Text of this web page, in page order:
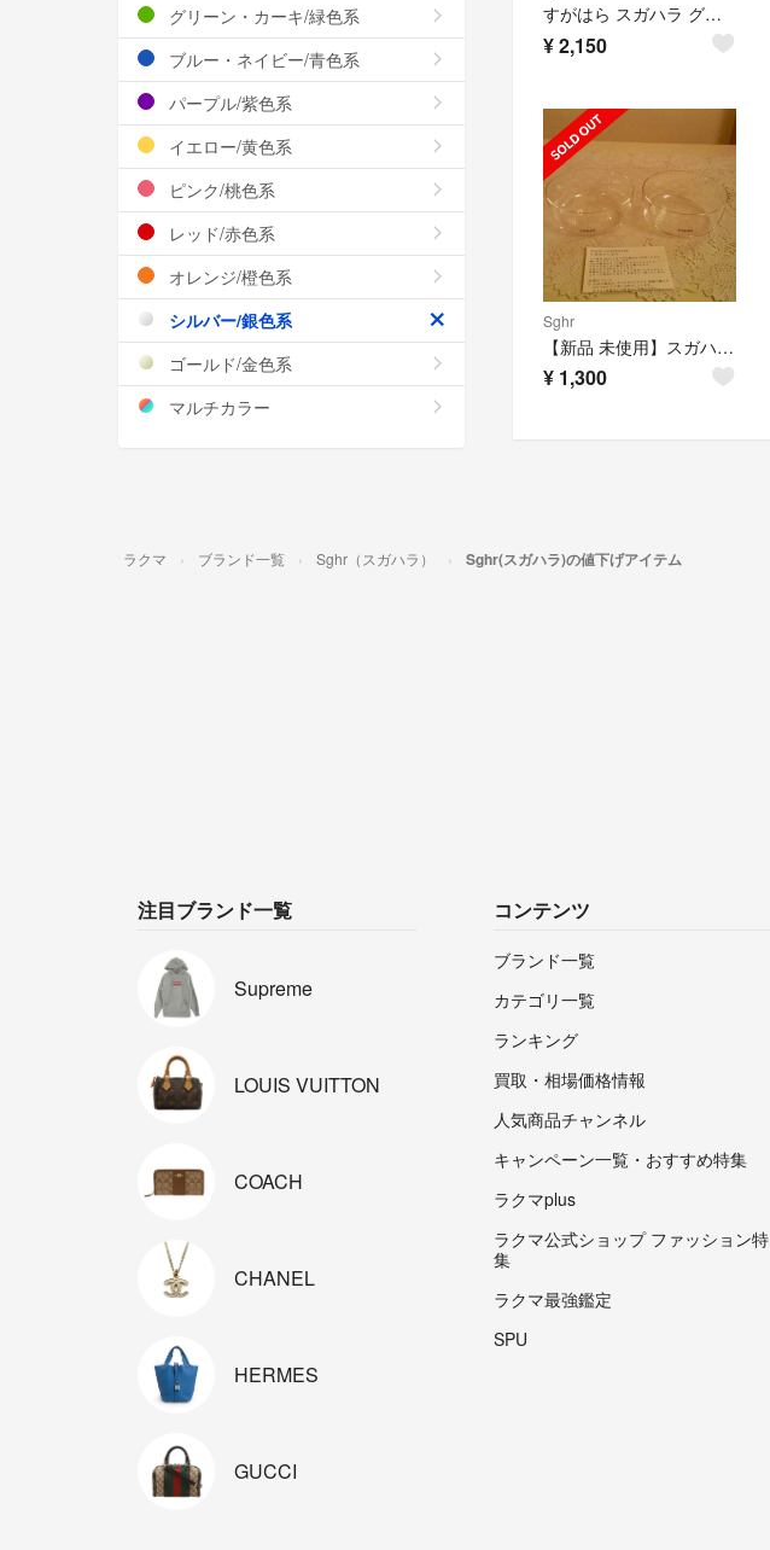
すがはら スガハラ グラス 花器 新品未使用 箱あり
¥2,150
Sghr
【新品 未使用】スガハラ 鉢 二つセット
¥ 1,300
グリーン・カーキ/緑色系
ブルー・ネイビー/青色系
パープル/紫色系
イエロー/黄色系
ピンク/桃色系
レッド/赤色系
オレンジ/橙色系
シルバー/銀色系
ゴールド/金色系
マルチカラー
ラクマ ブランド一覧 Sghr（スガハラ） Sghr(スガハラ)の値下げアイテム
注目ブランド一覧
Supreme
LOUIS VUITTON
COACH
CHANEL
HERMES
GUCCI
コンテンツ
ブランド一覧
カテゴリ一覧
ランキング
買取・相場価格情報
人気商品チャンネル
キャンペーン一覧・おすすめ特集
ラクマplus
ラクマ公式ショップ ファッション特
集
ラクマ最強鑑定
SPU